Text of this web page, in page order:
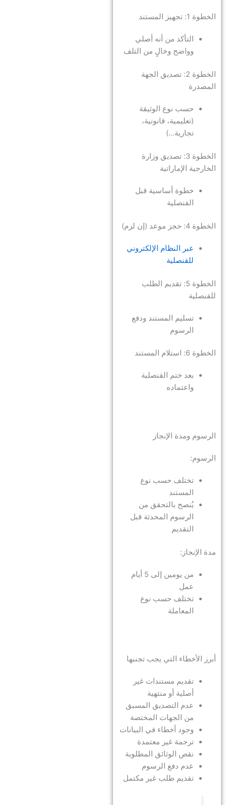
الخطوة 1: تجهيز المستند
التأكد من أنه أصلي
وواضح وخالٍ من التلف
الخطوة 2: تصديق الجهة
المصدرة
حسب نوع الوثيقة
(تعليمية، قانونية،
تجارية…)
الخطوة 3: تصديق وزارة
الخارجية الإماراتية
خطوة أساسية قبل
القنصلية
الخطوة 4: حجز موعد (إن لزم)
عبر النظام الإلكتروني
للقنصلية
الخطوة 5: تقديم الطلب
للقنصلية
تسليم المستند ودفع
الرسوم
الخطوة 6: استلام المستند
بعد ختم القنصلية
واعتماده
الرسوم ومدة الإنجاز
الرسوم:
تختلف حسب نوع
المستند
يُنصح بالتحقق من
الرسوم المحدثة قبل
التقديم
مدة الإنجاز:
من يومين إلى 5 أيام
عمل
تختلف حسب نوع
المعاملة
أبرز الأخطاء التي يجب تجنبها
تقديم مستندات غير
أصلية أو منتهية
عدم التصديق المسبق
من الجهات المختصة
وجود أخطاء في البيانات
ترجمة غير معتمدة
نقص الوثائق المطلوبة
عدم دفع الرسوم
تقديم طلب غير مكتمل